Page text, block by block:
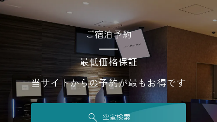
ご宿泊予約
最低価格保証
当サイトからの予約が最もお得です
空室検索